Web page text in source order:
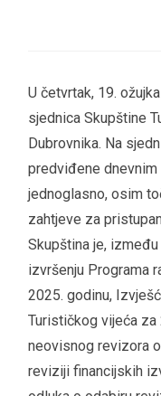
U četvrtak, 19.
sjednica Skupštine
Dubrovnika. Na
predviđene
jednoglasno, osim
zahtjeve za
Skupština je,
izvršenju Programa
2025. godinu,
Turističkog vijeća za
neovisnog revizora
reviziji financijskih